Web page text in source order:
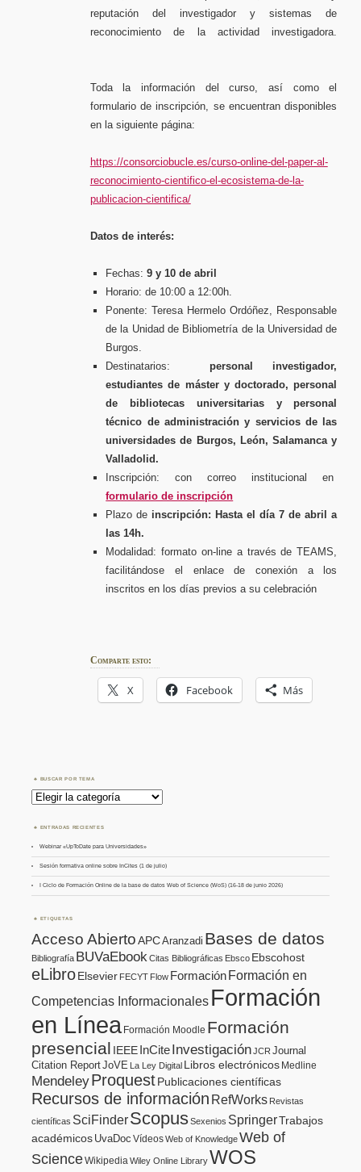
reputación del investigador y sistemas de
reconocimiento de la actividad investigadora.
Toda la información del curso, así como el
formulario de inscripción, se encuentran disponibles
en la siguiente página:
https://consorciobucle.es/curso-online-del-paper-al-
reconocimiento-cientifico-el-ecosistema-de-la-
publicacion-cientifica/
Datos de interés:
Fechas:9 y 10 de abril
Horario: de 10:00 a 12:00h.
Ponente: Teresa Hermelo Ordóñez, Responsable
de la Unidad de Bibliometría de la Universidad de
Burgos.
Destinatarios: personal investigador,
estudiantes de máster y doctorado, personal
de bibliotecas universitarias y personal
técnico de administración y servicios de las
universidades de Burgos, León, Salamanca y
Valladolid.
Inscripción: con correo institucional en
formulario de inscripción
Plazo de inscripción: Hasta el día 7 de abril a
las 14h.
Modalidad: formato on-line a través de TEAMS,
facilitándose el enlace de conexión a los
inscritos en los días previos a su celebración
Comparte esto:
X Facebook Más
BUSCAR POR TEMA
Buscar
por
Tema
ENTRADAS RECIENTES
Webinar «UpToDate para Universidades»
Sesión formativa online sobre InCites (1 de julio)
I Ciclo de Formación Online de la base de datos Web of Science (WoS) (16-18 de junio 2026)
ETIQUETAS
Acceso AbiertoAPCAranzadi Bases de datos
Bibliografía BUVaEbook Citas Bibliográficas Ebsco Ebscohost
eLibroElsevier FECYT Flow FormaciónFormación en
Competencias Informacionales Formación
en Línea Formación Moodle Formación
presencial IEEE InCiteInvestigaciónJCR Journal
Citation ReportJoVE La Ley Digital Libros electrónicos Medline
MendeleyProquestPublicaciones científicas
Recursos de información RefWorks Revistas
científicas SciFinderScopusSexenios SpringerTrabajos
académicos UvaDoc VídeosWeb of KnowledgeWeb of
ScienceWikipediaWiley Online LibraryWOS